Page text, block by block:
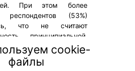
При этом более
респондентов (53%)
что не считают
принципиальной,
соответствует
по характеристикам.
содержатся
cookie-
файлы